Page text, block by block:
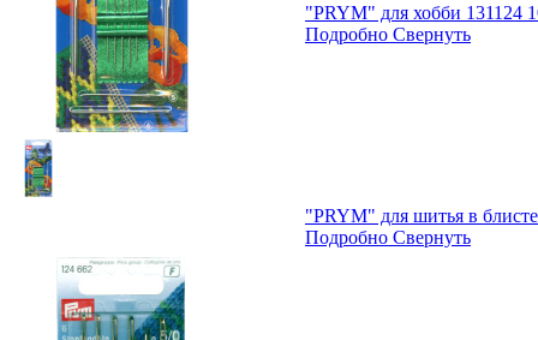
"PRYM" для хобби 131124
Подробно Свернуть
"PRYM" для шитья в
Подробно Свернуть